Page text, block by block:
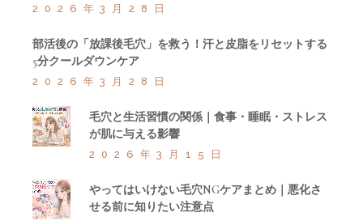
2026年3月28日
部活後の「放課後毛穴」を救う！汗と皮脂をリセットする
5分クールダウンケア
2026年3月28日
毛穴と生活習慣の関係｜食事・睡眠・ストレス
が肌に与える影響
2026年3月15日
やってはいけない毛穴NGケアまとめ｜悪化さ
せる前に知りたい注意点